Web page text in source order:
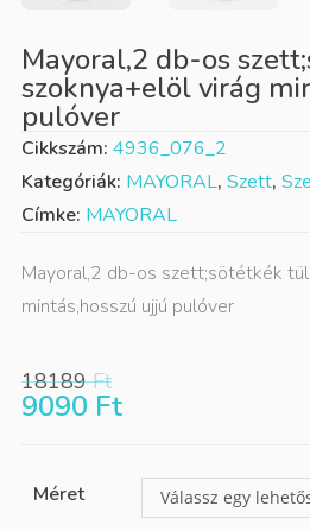
Mayoral,2 db-os
szoknya+elöl virág
pulóver
Cikkszám: 4936_076_2
Kategóriák: MAYORAL, Szett,
Címke: MAYORAL
Mayoral,2 db-os szett;sötétkék
mintás,hosszú ujjú pulóver
18189Ft
9090 Ft
Méret Válassz egy